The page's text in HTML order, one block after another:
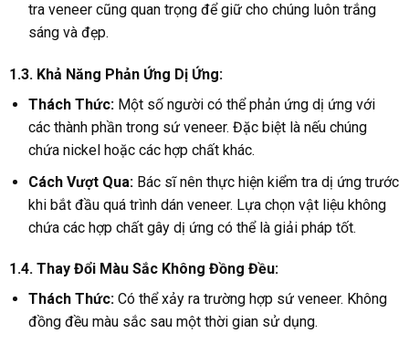
tra veneer cũng quan trọng để giữ cho chúng luôn trắng
sáng và đẹp.
1.3. Khả Năng Phản Ứng Dị Ứng:
Thách Thức:Một số người có thể phản ứng dị ứng với
các thành phần trong sứ veneer. Đặc biệt là nếu chúng
chứa nickel hoặc các hợp chất khác.
Cách Vượt Qua:Bác sĩ nên thực hiện kiểm tra dị ứng trước
khi bắt đầu quá trình dán veneer. Lựa chọn vật liệu không
chứa các hợp chất gây dị ứng có thể là giải pháp tốt.
1.4. Thay Đổi Màu Sắc Không Đồng Đều:
Thách Thức:Có thể xảy ra trường hợp sứ veneer. Không
đồng đều màu sắc sau một thời gian sử dụng.